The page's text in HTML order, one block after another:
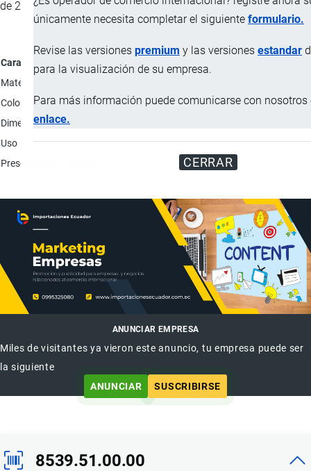
únicamente necesita completar el siguiente formulario.
Revise las versiones premium y las versiones estandar
para la visualización de su empresa.
Para más información puede comunicarse con nosotros
enlace.
CERRAR
de 20 piezas, beam ángulo 2 - 160°, cumple con CE, RoHS.
Característica
Descripción
Materiales
Color
Blanco.
Dimensiones
156 x 38 x12 mm
Uso
Aplicación en letreros/para iluminar letreros.
Presentación
ANUNCIAR EMPRESA
Miles de visitantes ya vieron este anuncio, tu empresa puede ser
la siguiente
ANUNCIAR
SUSCRIBIRSE
8539.51.00.00